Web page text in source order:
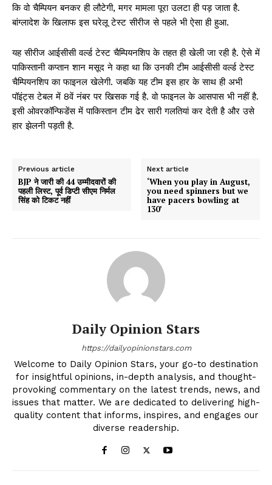
कि वो चैम्पियन बनकर ही लौटेगी, मगर मामला पूरा उलटा ही पड़ जाता है.
बांग्लादेश के खिलाफ इस घरेलू टेस्ट सीरीज से पहले भी ऐसा ही हुआ.
यह सीरीज आईसीसी वर्ल्ड टेस्ट चैम्पियनशिप के तहत ही खेली जा रही है. ऐसे में
पाकिस्तानी कप्तान शान मसूद ने कहा था कि उनकी टीम आईसीसी वर्ल्ड टेस्ट
चैम्पियनशिप का फाइनल खेलेगी. जबकि यह टीम इस हार के साथ ही अभी
पॉइंट्स टेबल में 8वें नंबर पर खिसक गई है. वो फाइनल के आसपास भी नहीं है.
इसी ओवरकॉन्फिडेंस में पाकिस्तान टीम ढेर सारी गलतियां कर देती है और उसे
हार झेलनी पड़ती है.
Previous article
BJP ने जारी की 44 उम्मीदवारों की
पहली लिस्ट, पूर्व डिप्टी सीएम निर्मल
सिंह को टिकट नहीं
Next article
‘When you play in August,
you need spinners but we
have pacers bowling at
130’
Daily Opinion Stars
https://dailyopinionstars.com
Welcome to Daily Opinion Stars, your go-to destination
for insightful opinions, in-depth analysis, and thought-
provoking commentary on the latest trends, news, and
issues that matter. We are dedicated to delivering high-
quality content that informs, inspires, and engages our
diverse readership.